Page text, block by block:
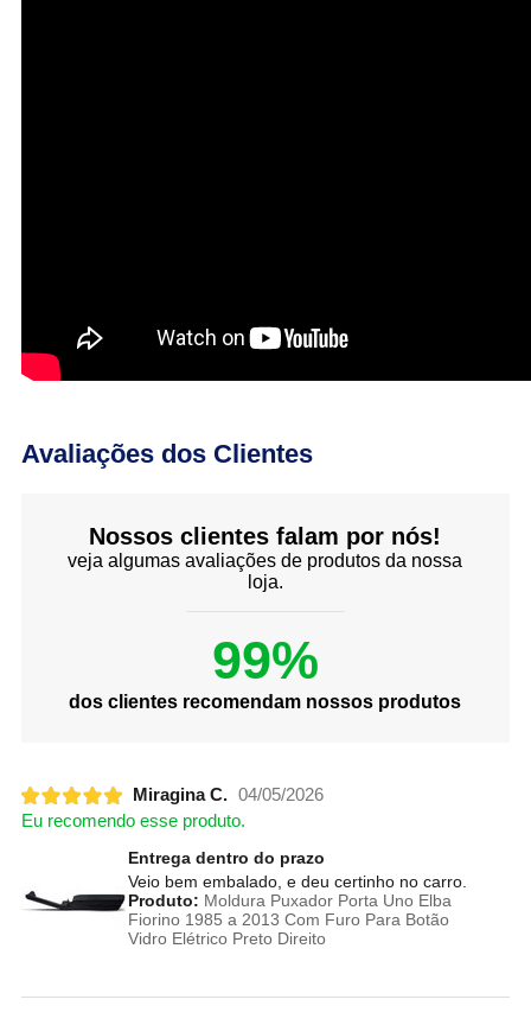
Avaliações dos Clientes
Nossos clientes falam por nós!
veja algumas avaliações de produtos da nossa
loja.
99%
dos clientes recomendam nossos produtos
Miragina C. 04/05/2026
Eu recomendo esse produto.
Entrega dentro do prazo
Veio bem embalado, e deu certinho no carro.
Produto: Moldura Puxador Porta Uno Elba
Fiorino 1985 a 2013 Com Furo Para Botão
Vidro Elétrico Preto Direito